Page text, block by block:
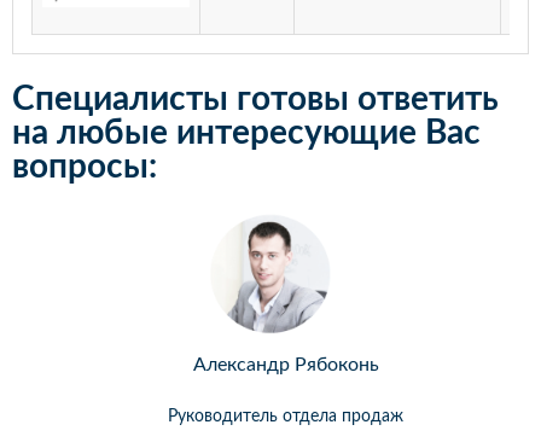
Специалисты готовы ответить
на любые интересующие Вас
вопросы:
Александр Рябоконь
Руководитель отдела продаж